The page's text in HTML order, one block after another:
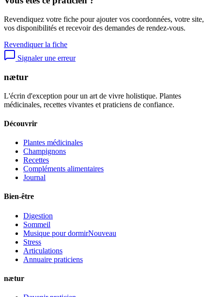
Revendiquez votre fiche pour ajouter vos coordonnées, votre site,
vos disponibilités et recevoir des demandes de rendez-vous.
Revendiquer la fiche
Signaler une erreur
nætur
L'écrin d'exception pour un art de vivre holistique. Plantes
médicinales, recettes vivantes et praticiens de confiance.
Découvrir
Plantes médicinales
Champignons
Recettes
Compléments alimentaires
Journal
Bien-être
Digestion
Sommeil
Musique pour dormirNouveau
Stress
Articulations
Annuaire praticiens
nætur